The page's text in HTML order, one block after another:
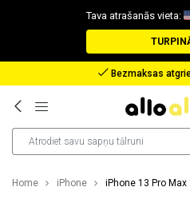
Tava atrašanās vieta:
Atlīdzība
Home iPhone iPhone 13 Pro Max